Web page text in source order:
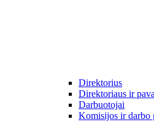
Direktorius
Direktoriaus ir
Darbuotojai
Komisijos ir darbo